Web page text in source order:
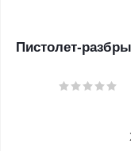
Пистолет-